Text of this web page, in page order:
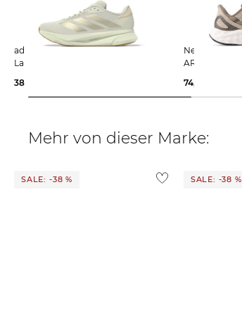
adidas Performance | Damen
Laufschuhe DUAMO SL 2
38,75 €
New Balance | Damen Laufschuhe
ARISHI V4
74,99 €
Mehr von dieser Marke:
SALE: -38 % SALE: -38 %